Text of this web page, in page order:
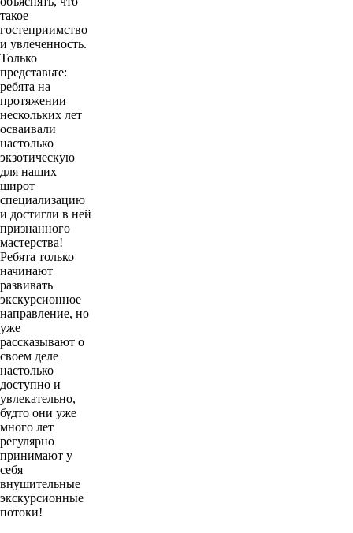
такое
гостеприимство
и увлеченность.
Только
представьте:
ребята на
протяжении
нескольких лет
осваивали
настолько
экзотическую
для наших
широт
специализацию
и достигли в ней
признанного
мастерства!
Ребята только
начинают
развивать
экскурсионное
направление, но
уже
рассказывают о
своем деле
настолько
доступно и
увлекательно,
будто они уже
много лет
регулярно
принимают у
себя
внушительные
экскурсионные
потоки!